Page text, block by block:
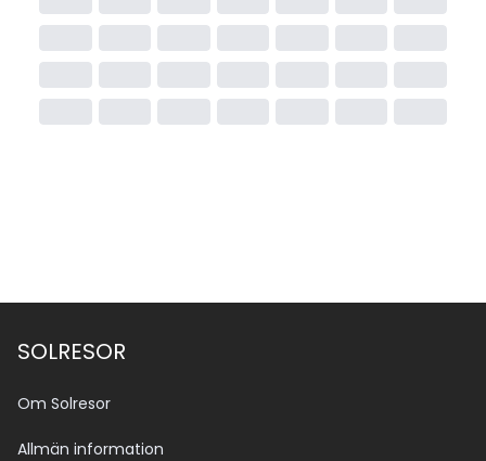
SOLRESOR
Om Solresor
Allmän information